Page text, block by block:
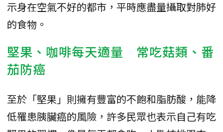
示身在空氣不好的都市，平時應盡量攝取對肺好
的食物。
堅果、咖啡每天適量 常吃菇類、番
茄防癌
至於「堅果」則擁有豐富的不飽和脂肪酸，能降
低罹患胰臟癌的風險，許多民眾也表示自己有吃